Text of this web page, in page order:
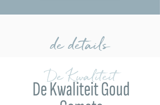
de details
De Kwaliteit
De Kwaliteit Goud